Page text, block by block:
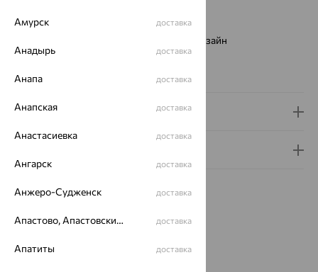
Страна происхождения:
РОССИЯ
Европейский дизайн
Бренд:SOKOLOV
Вес металла:
Доставка и оплата
Похожие изделия
Амурск доставка
Анадырь доставка
Анапа доставка
Анапская доставка
Анастасиевка доставка
Ангарск доставка
Анжеро-Судженск доставка
Апастово, Апастовский район доставка
Апатиты доставка